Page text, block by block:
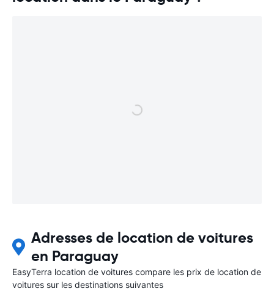
Adresses de location de voitures
en Paraguay
EasyTerra location de voitures compare les prix de location de
voitures sur les destinations suivantes